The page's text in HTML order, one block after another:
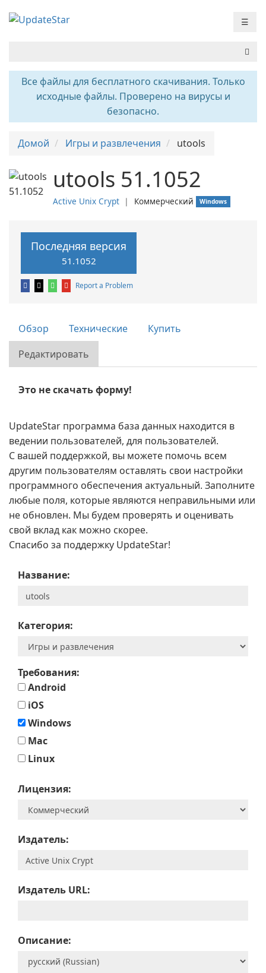
☰
Все файлы для бесплатного скачивания. Только
исходные файлы. Проверено на вирусы и
безопасно.
Домой Игры и развлечения utools
utools 51.1052
Active Unix Crypt ❘ Коммерческий Windows
Последняя версия
51.1052
Report a Problem
Обзор Технические
Купить
Редактировать
Это не скачать форму!
UpdateStar программа база данных находится в
ведении пользователей, для пользователей.
С вашей поддержкой, вы можете помочь всем
другим пользователям оставлять свои настройки
программного обеспечения актуальный. Заполните
любые поля, которые являются неправильными или
не обновлен. Мы будем проверять и оценивать
свой вклад как можно скорее.
Спасибо за поддержку UpdateStar!
Название:
Категория:
Требования:
Android
iOS
Windows
Mac
Linux
Лицензия:
Издатель:
Издатель URL:
Описание: